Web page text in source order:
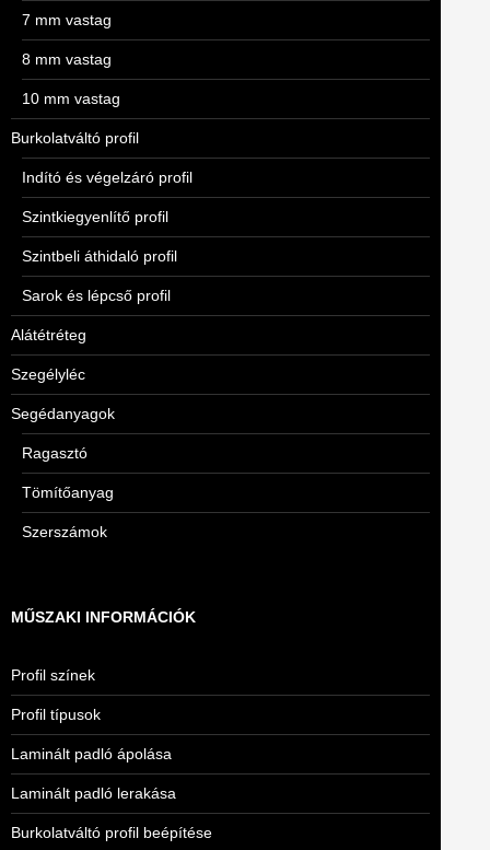
7 mm vastag
8 mm vastag
10 mm vastag
Burkolatváltó profil
Indító és végelzáró profil
Szintkiegyenlítő profil
Szintbeli áthidaló profil
Sarok és lépcső profil
Alátétréteg
Szegélyléc
Segédanyagok
Ragasztó
Tömítőanyag
Szerszámok
MŰSZAKI INFORMÁCIÓK
Profil színek
Profil típusok
Laminált padló ápolása
Laminált padló lerakása
Burkolatváltó profil beépítése